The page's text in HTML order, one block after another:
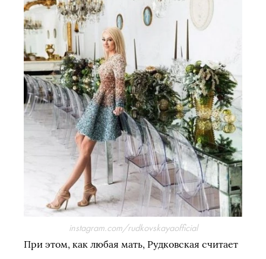
instagram.com/rudkovskayaofficial
При этом, как любая мать, Рудковская считает